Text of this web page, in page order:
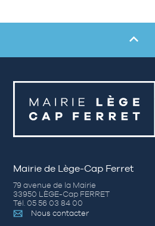
Mairie de Lège-Cap Ferret
79 avenue de la Mairie
33950 LÈGE-Cap FERRET
Tél. 05 56 03 84 00
Nous contacter